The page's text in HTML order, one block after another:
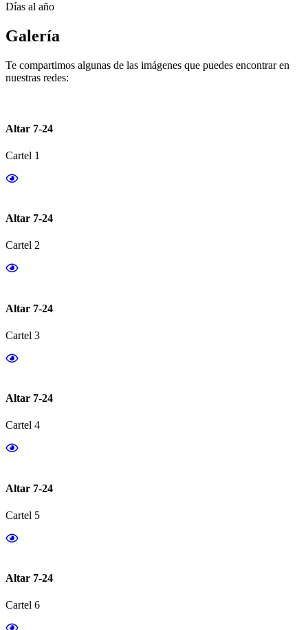
Días al año
Galería
Te compartimos algunas de las imágenes que puedes encontrar en
nuestras redes:
Altar 7-24
Cartel 1
Altar 7-24
Cartel 2
Altar 7-24
Cartel 3
Altar 7-24
Cartel 4
Altar 7-24
Cartel 5
Altar 7-24
Cartel 6